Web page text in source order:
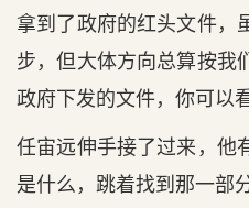
拿到了政府的红头文件，
步，但大体方向总算按我
政府下发的文件，你可以
任宙远伸手接了过来，他
是什么，跳着找到那一部